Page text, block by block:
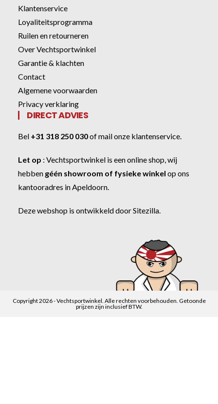
Klantenservice
Loyaliteitsprogramma
Ruilen en retourneren
Over Vechtsportwinkel
Garantie & klachten
Contact
Algemene voorwaarden
Privacy verklaring
DIRECT ADVIES
Bel +31 318 250 030ofmail onze klantenservice.
Let op :Vechtsportwinkel is een online shop, wij
hebben géén showroom of fysieke winkel op ons
kantooradres in Apeldoorn.
Deze webshop is ontwikkeld doorSitezilla.
Copyright 2026 - Vechtsportwinkel. Alle rechten voorbehouden. Getoonde
prijzen zijn inclusief BTW.